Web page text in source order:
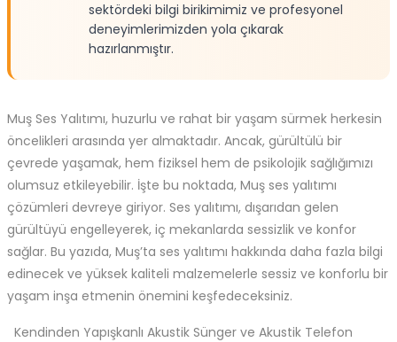
sektördeki bilgi birikimimiz ve profesyonel
deneyimlerimizden yola çıkarak
hazırlanmıştır.
Muş Ses Yalıtımı, huzurlu ve rahat bir yaşam sürmek herkesin
öncelikleri arasında yer almaktadır. Ancak, gürültülü bir
çevrede yaşamak, hem fiziksel hem de psikolojik sağlığımızı
olumsuz etkileyebilir. İşte bu noktada, Muş ses yalıtımı
çözümleri devreye giriyor. Ses yalıtımı, dışarıdan gelen
gürültüyü engelleyerek, iç mekanlarda sessizlik ve konfor
sağlar. Bu yazıda, Muş’ta ses yalıtımı hakkında daha fazla bilgi
edinecek ve yüksek kaliteli malzemelerle sessiz ve konforlu bir
yaşam inşa etmenin önemini keşfedeceksiniz.
Kendinden Yapışkanlı Akustik Sünger ve Akustik Telefon